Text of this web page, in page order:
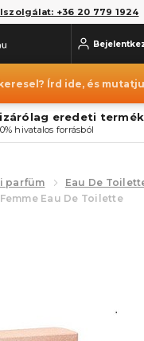
+36 20 779 1924
Írd ide, és
eredeti
hivatalos forrásból
parfüm Eau De
Eau De Toilette